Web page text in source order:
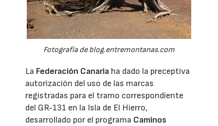
Fotografía de blog.entremontanas.com
La Federación Canaria ha dado la preceptiva
autorización del uso de las marcas
registradas para el tramo correspondiente
del GR-131 en la Isla de El Hierro,
desarrollado por el programa Caminos